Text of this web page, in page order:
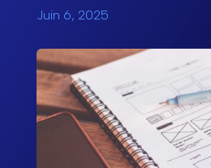
Juin 6, 2025